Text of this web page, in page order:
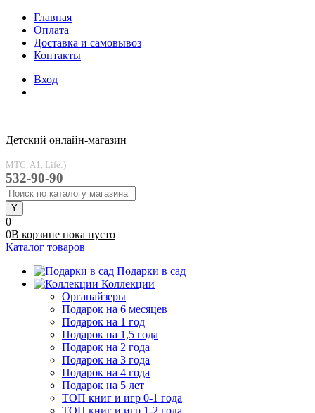
Главная
Оплата
Доставка и самовывоз
Контакты
Вход
Детский онлайн-магазин
MTC, A1, Life:)
532-90-90
0
0В корзине пока пусто
Каталог товаров
Подарки в сад
Коллекции
Органайзеры
Подарок на 6 месяцев
Подарок на 1 год
Подарок на 1,5 года
Подарок на 2 года
Подарок на 3 года
Подарок на 4 года
Подарок на 5 лет
ТОП книг и игр 0-1 года
ТОП книг и игр 1-2 года